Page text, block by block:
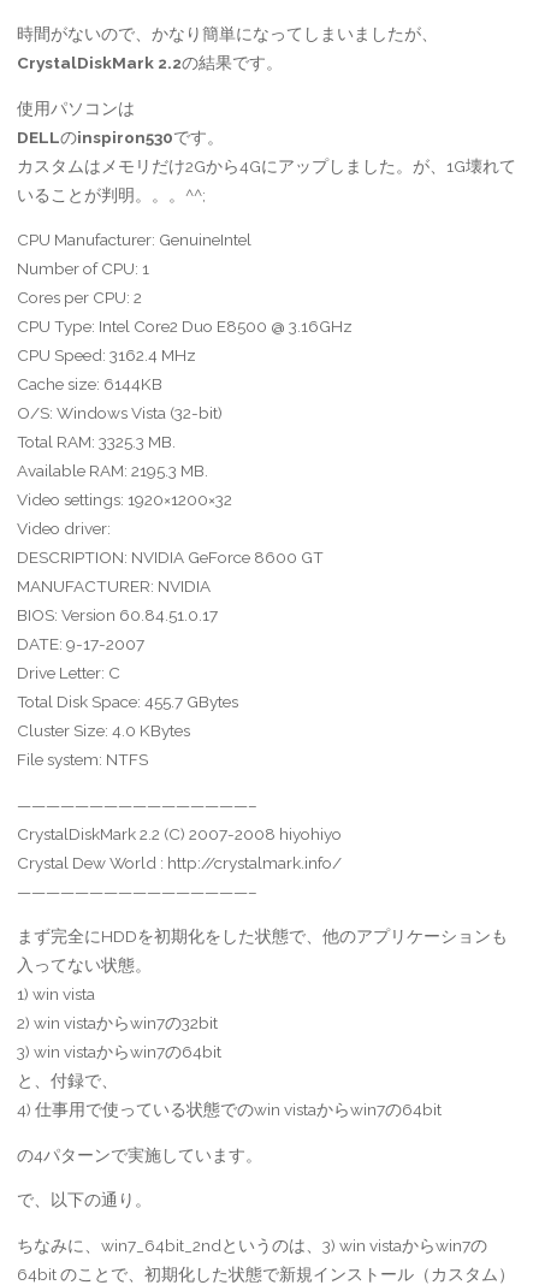
時間がないので、かなり簡単になってしまいましたが、
CrystalDiskMark 2.2の結果です。
使用パソコンは
DELLのinspiron530です。
カスタムはメモリだけ2Gから4Gにアップしました。が、1G壊れて
いることが判明。。。^^;
CPU Manufacturer: GenuineIntel
Number of CPU: 1
Cores per CPU: 2
CPU Type: Intel Core2 Duo E8500 @ 3.16GHz
CPU Speed: 3162.4 MHz
Cache size: 6144KB
O/S: Windows Vista (32-bit)
Total RAM: 3325.3 MB.
Available RAM: 2195.3 MB.
Video settings: 1920×1200×32
Video driver:
DESCRIPTION: NVIDIA GeForce 8600 GT
MANUFACTURER: NVIDIA
BIOS: Version 60.84.51.0.17
DATE: 9-17-2007
Drive Letter: C
Total Disk Space: 455.7 GBytes
Cluster Size: 4.0 KBytes
File system: NTFS
————————————————–
CrystalDiskMark 2.2 (C) 2007-2008 hiyohiyo
Crystal Dew World : http://crystalmark.info/
————————————————–
まず完全にHDDを初期化をした状態で、他のアプリケーションも
入ってない状態。
1) win vista
2) win vistaからwin7の32bit
3) win vistaからwin7の64bit
と、付録で、
4) 仕事用で使っている状態でのwin vistaからwin7の64bit
の4パターンで実施しています。
で、以下の通り。
ちなみに、win7_64bit_2ndというのは、3) win vistaからwin7の
64bit のことで、初期化した状態で新規インストール（カスタム）